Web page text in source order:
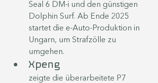
Seal 6 DM-i und den günstigen
Dolphin Surf. Ab Ende 2025
startet die e-Auto-Produktion in
Ungarn, um Strafzölle zu
umgehen.
Xpeng
zeigte die überarbeitete P7